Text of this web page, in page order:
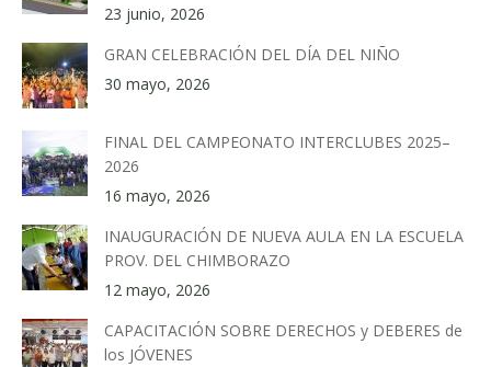
23 junio, 2026
GRAN CELEBRACIÓN DEL DÍA DEL NIÑO
30 mayo, 2026
FINAL DEL CAMPEONATO INTERCLUBES 2025–
2026
16 mayo, 2026
INAUGURACIÓN DE NUEVA AULA EN LA ESCUELA
PROV. DEL CHIMBORAZO
12 mayo, 2026
CAPACITACIÓN SOBRE DERECHOS y DEBERES de
los JÓVENES